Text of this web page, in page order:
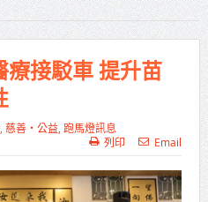
級！8月31日補助
萬大線動態測試
察
會8/7盛大登場 新
接駁車 提升苗
慈善‧公益, 跑馬燈訊息
列印
Email